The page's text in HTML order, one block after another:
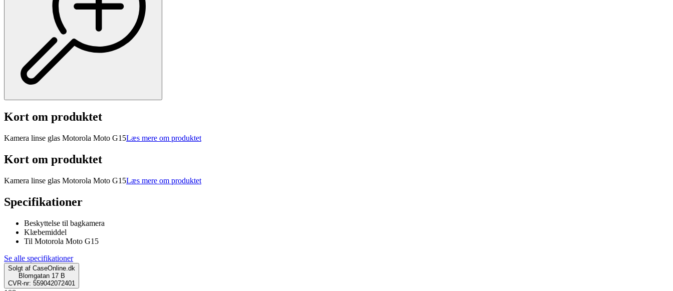
Kort om produktet
Kamera linse glas Motorola Moto G15Læs mere om produktet
Kort om produktet
Kamera linse glas Motorola Moto G15Læs mere om produktet
Specifikationer
Beskyttelse til bagkamera
Klæbemiddel
Til Motorola Moto G15
Se alle specifikationer
Solgt af CaseOnline.dk
Blomgatan 17 B
CVR-nr: 559042072401